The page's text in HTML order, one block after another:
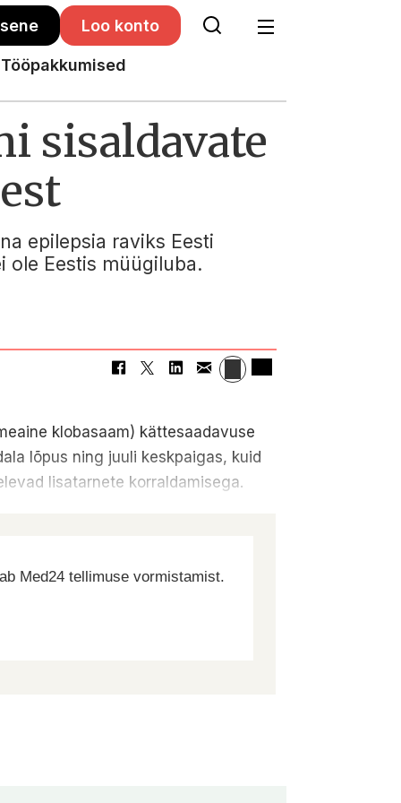
Loo konto
Tööpakkumised
sisaldavate
epilepsia raviks Eesti
ole Eestis müügiluba.
klobasaam) kättesaadavuse
lõpus ning juuli keskpaigas, kuid
lisatarnete korraldamisega.
Med24 tellimuse vormistamist.